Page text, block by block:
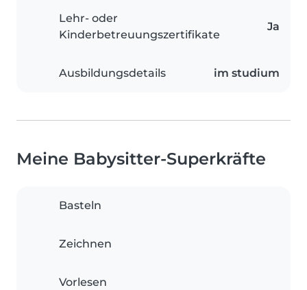
Lehr- oder
Kinderbetreuungszertifikate
Ja
Ausbildungsdetails im studium
Meine Babysitter-Superkräfte
Basteln
Zeichnen
Vorlesen